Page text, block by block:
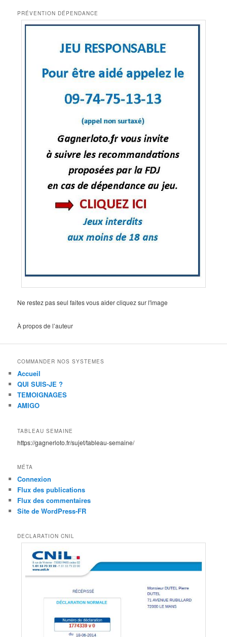
PRÉVENTION DÉPENDANCE
Ne restez pas seul faites vous aider cliquez sur l'image
À propos de l’auteur
COMMANDER NOS SYSTEMES
Accueil
QUI SUIS-JE ?
TEMOIGNAGES
AMIGO
TABLEAU SEMAINE
https://gagnerloto.fr/sujet/tableau-semaine/
MÉTA
Connexion
Flux des publications
Flux des commentaires
Site de WordPress-FR
DECLARATION CNIL